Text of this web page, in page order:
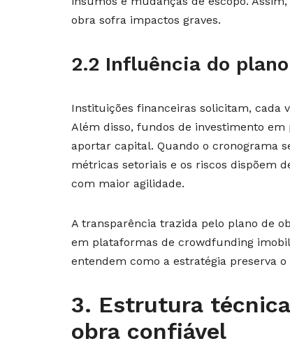
obra sofra impactos graves.
2.2 Influência do
Instituições financeiras solicitam, cada
Além disso, fundos de investimento
aportar capital. Quando o cronograma
métricas setoriais e os riscos dispõem
com maior agilidade.
A transparência trazida pelo plano de
em plataformas de crowdfunding
entendem como a estratégia preserva
3. Estrutura
obra confiável